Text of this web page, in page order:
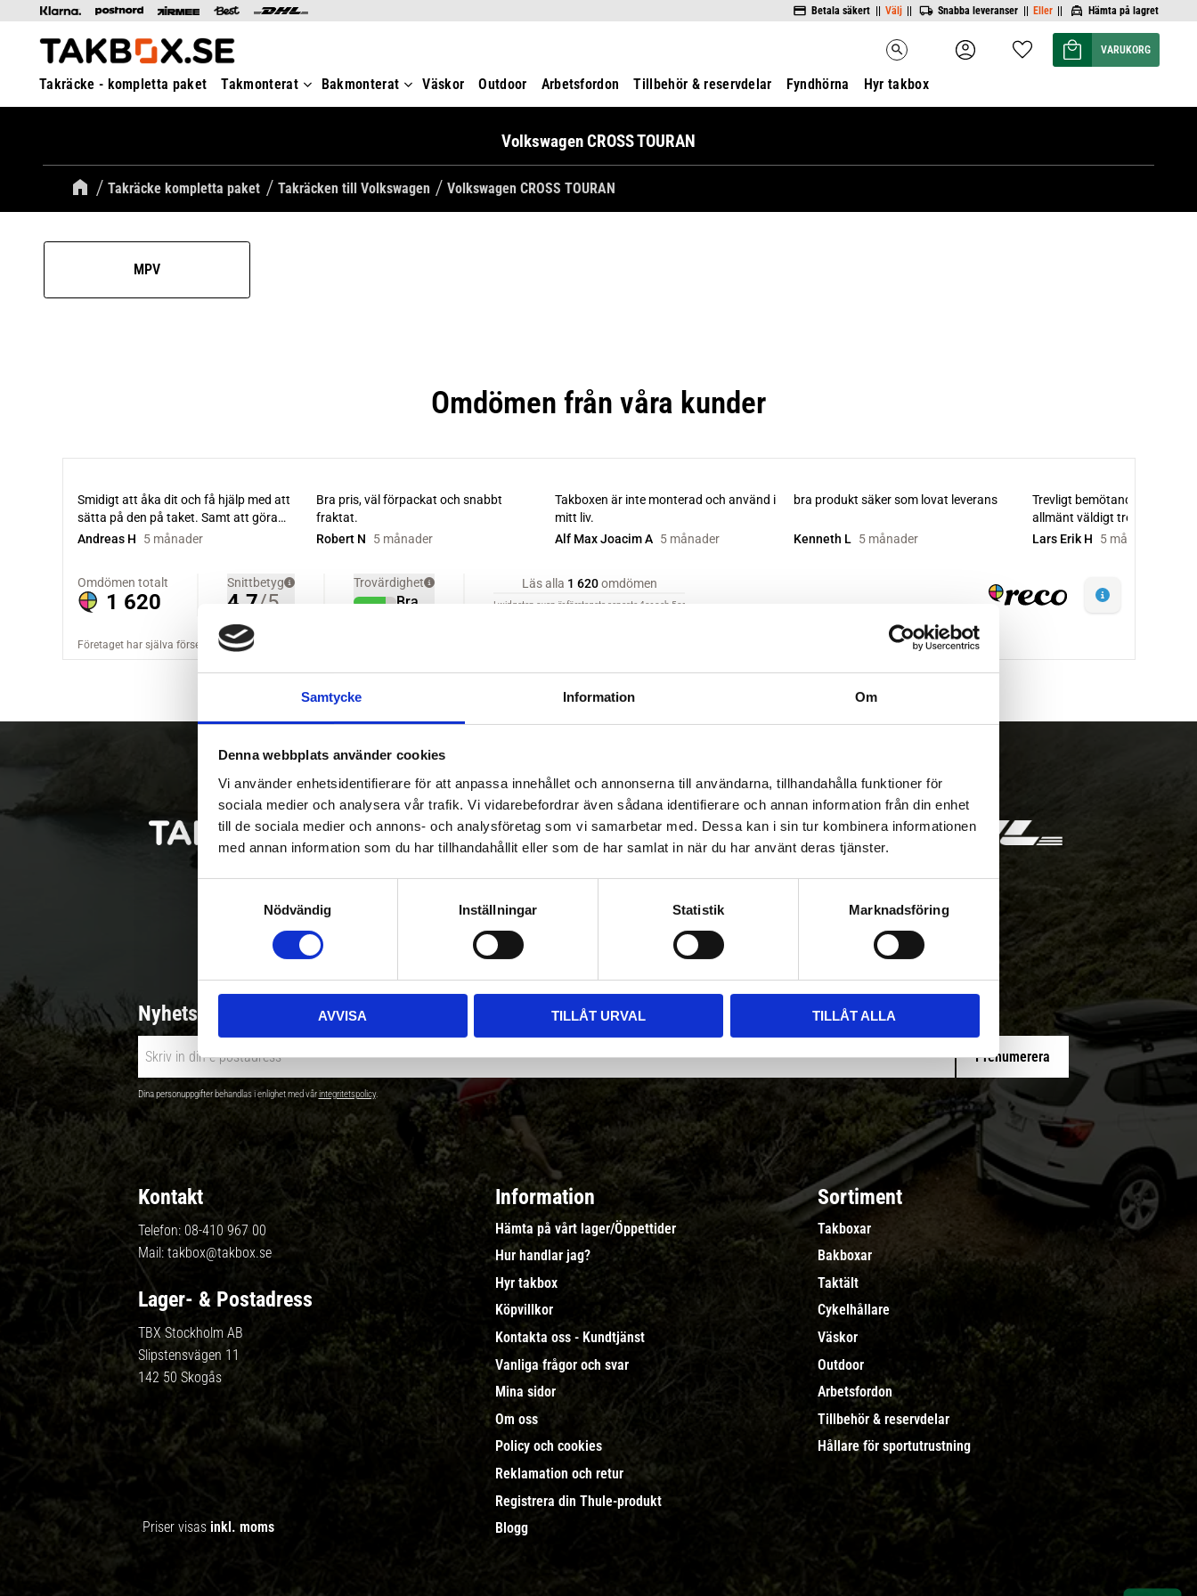
Samtycke Information Om
Denna webbplats använder cookies
Vi använder enhetsidentifierare för att anpassa innehållet och annonserna till användarna, tillhandahålla funktioner för
sociala medier och analysera vår trafik. Vi vidarebefordrar även sådana identifierare och annan information från din enhet
till de sociala medier och annons- och analysföretag som vi samarbetar med. Dessa kan i sin tur kombinera informationen
med annan information som du har tillhandahållit eller som de har samlat in när du har använt deras tjänster.
e
s
v
a
Nödvändig Inställningar Statistik Marknadsföring
AVVISA TILLÅT URVAL TILLÅT ALLA
Betala säkert || Välj || Snabba leveranser || Eller || Hämta på lagret
search Favoriter
Kundvagn
Takräcke - kompletta paket Takmonterat Bakmonterat Väskor Outdoor Arbetsfordon Tillbehör & reservdelar Fyndhörna Hyr takbox
Volkswagen CROSS TOURAN
Takräcke kompletta paket Takräcken till Volkswagen Volkswagen CROSS TOURAN
MPV
Betala säkert || Snabba leveranser || Hämta på lagret med/utan montering
Nyhetsbrev - Ta del av nyheter & erbjudanden
Prenumerera
Dina personuppgifter behandlas i enlighet med vårintegritetspolicy.
Kontakt
Telefon: 08-410 967 00
Mail: takbox@takbox.se
Lager- & Postadress
TBX Stockholm AB
Slipstensvägen 11
142 50 Skogås
Information
Hämta på vårt lager/Öppettider
Hur handlar jag?
Hyr takbox
Köpvillkor
Kontakta oss - Kundtjänst
Vanliga frågor och svar
Mina sidor
Om oss
Policy och cookies
Reklamation och retur
Registrera din Thule-produkt
Blogg
Sortiment
Takboxar
Bakboxar
Taktält
Cykelhållare
Väskor
Outdoor
Arbetsfordon
Tillbehör & reservdelar
Hållare för sportutrustning
Priser visas inkl. moms